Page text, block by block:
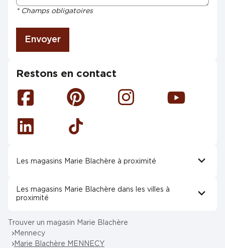
* Champs obligatoires
Envoyer
Restons en contact
Facebook Pinterest Instagram Youtube
Linkedin Tiktok
Les magasins Marie Blachère à proximité
Les magasins Marie Blachère dans les villes à
proximité
Trouver un magasin Marie Blachère
Mennecy
Marie Blachère MENNECY